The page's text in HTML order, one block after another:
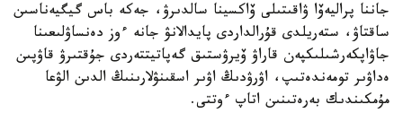
جاننا پراليەۆا ۋاقىتىلى ۆاكسينا سالدىرۋ، جەكە باس گيگيەناسىن
ساقتاۋ، ستەريلدى قۇرالداردى پايدالانۋ جانە ءوز دەنساۋلىعىنا
جاۋاپكەرشىلىكپەن قاراۋ ۆيرۋستىق گەپاتيتتەردى جۇقتىرۋ قاۋپىن
ەداۋىر تومەندەتىپ، اۋرۋدىڭ اۋىر اسقىنۋلارىنىڭ الدىن الۋعا
مۇمكىندىك بەرەتىنىن اتاپ ءوتتى.